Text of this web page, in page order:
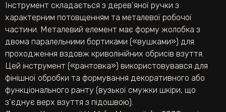
Інструмент складається з дерев’яної ручки з
характерним потовщенням та металевої робочої
частини. Металевий елемент має форму жолобка з
двома паралельними бортиками («вушками») для
проходження вздовж криволінійних обрисів взуття.
Цей інструмент («рантовка») використовувався для
фінішної обробки та формування декоративного або
функціонального ранту (вузької смужки шкіри, що
з’єднує верх взуття з підошвою).